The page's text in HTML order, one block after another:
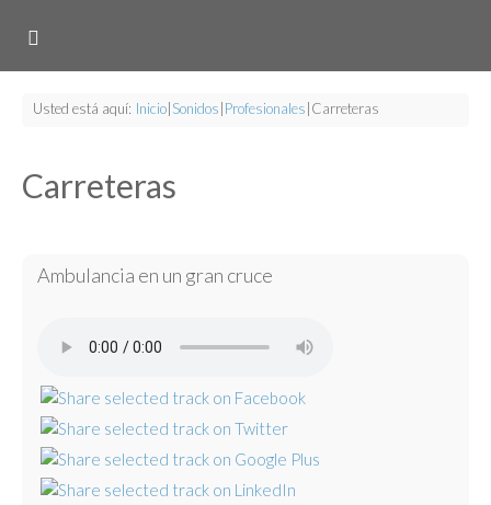
Usted está aquí: Inicio Sonidos Profesionales Carreteras
Carreteras
Ambulancia en un gran cruce